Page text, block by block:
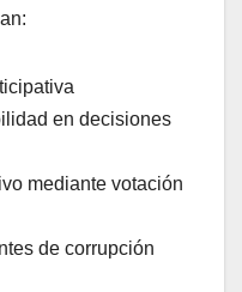
en decisiones
mediante votación
de corrupción